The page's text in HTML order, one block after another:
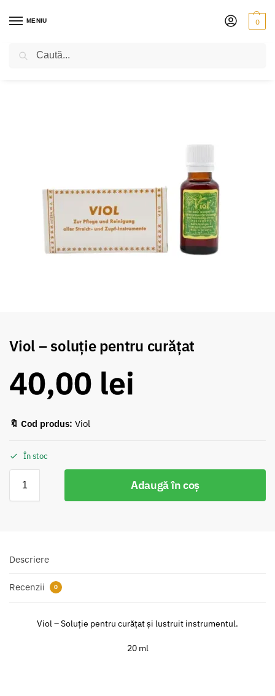
MENIU 0
Viol – soluție pentru curățat
40,00 lei
🔖 Cod produs: Viol
În stoc
Adaugă în coș
Descriere
Recenzii 0
Viol – Soluție pentru curățat și lustruit instrumentul.
20 ml